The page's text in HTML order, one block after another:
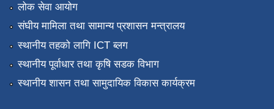
लोक सेवा आयोग
संघीय मामिला तथा सामान्य प्रशासन मन्त्रालय
स्थानीय तहको लागि ICT ब्लग
स्थानीय पूर्वाधार तथा कृषि सडक विभाग
स्थानीय शासन तथा सामुदायिक विकास कार्यक्रम